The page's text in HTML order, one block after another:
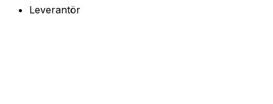
Leverantör